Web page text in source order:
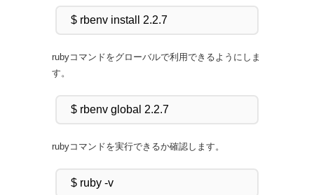
rubyコマンドをグローバルで利用できるようにしま
す。
rubyコマンドを実行できるか確認します。